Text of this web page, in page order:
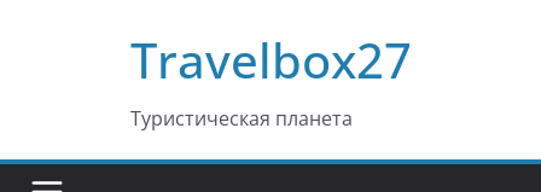
Travelbox27
Туристическая планета